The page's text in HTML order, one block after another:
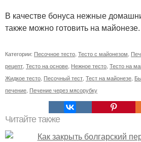
В качестве бонуса нежные
также можно готовить на майонезе.
Категории: Песочное тесто Тесто с майонезом
рецепт Тесто на основе Нежное тесто Тесто на
Жидкое тесто Песочный тест Тест на майонезе
печение Печение через мясорубку
Читайте также